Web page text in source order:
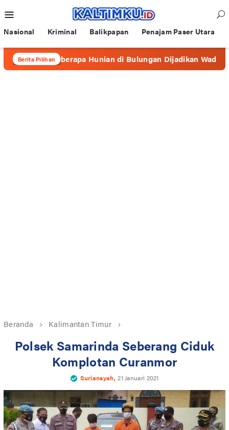
ke
kontenMobile
Nasional Kriminal Balikpapan Penajam Paser Utara
Berita Pilihan
Beberapa Hunian di Bulungan Dijadikan Wadah Prostitusi
Beranda Kalimantan Timur
Polsek Samarinda Seberang Ciduk
Komplotan Curanmor
Suriansyah,21 Januari 2021